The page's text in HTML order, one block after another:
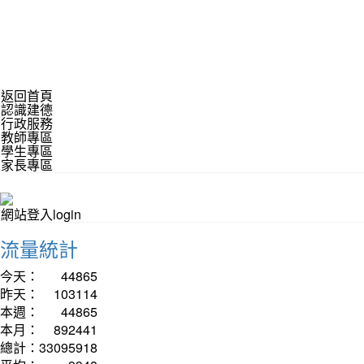
返回首頁
認識建德
行政服務
教師專區
學生專區
家長專區
網站登入login
流量統計
今天：
44865
昨天：
103114
本週：
44865
本月：
892441
總計： 33095918